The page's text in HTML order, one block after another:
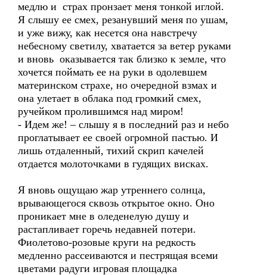
медлю и страх пронзает меня тонкой иглой.
Я слышу ее смех, резанувший меня по ушам,
и уже вижу, как несется она навстречу
небесному светилу, хватается за ветер руками
и вновь оказывается так близко к земле, что
хочется поймать ее на руки в одолевшем
материнском страхе, но очередной взмах и
она улетает в облака под громкий смех,
ручейком пролившимся над миром!
- Идем же! – слышу я в последний раз и небо
проглатывает ее своей огромной пастью. И
лишь отдаленный, тихий скрип качелей
отдается молоточками в гудящих висках.
Я вновь ощущаю жар утреннего солнца,
врывающегося сквозь открытое окно. Оно
проникает мне в оледенелую душу и
растапливает горечь недавней потери.
Фиолетово-розовые круги на редкость
медленно рассеиваются и пестрящая всеми
цветами радуги игровая площадка